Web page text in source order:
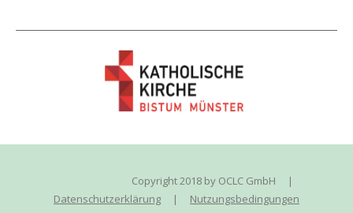
Copyright 2018 by OCLC GmbH
|
Datenschutzerklärung
| Nutzungsbedingungen